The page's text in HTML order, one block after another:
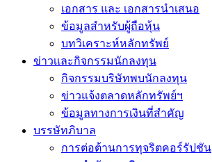
เอกสาร และ เอกสารนำเสนอ
ข้อมูลสำหรับผู้ถือหุ้น
บทวิเคราะห์หลักทรัพย์
ข่าวเเละกิจกรรมนักลงทุน
กิจกรรมบริษัทพบนักลงทุน
ข่าวแจ้งตลาดหลักทรัพย์ฯ
ข้อมูลทางการเงินที่สำคัญ
บรรษัทภิบาล
การต่อต้านการทุจริตคอร์รัปชัน